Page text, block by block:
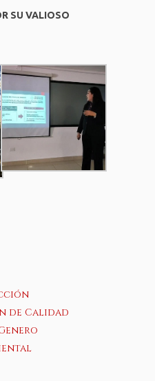
SU VALIOSO
de Calidad